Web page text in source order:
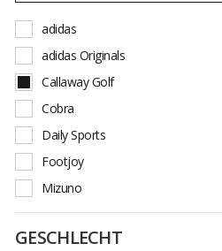
adidas
adidas Originals
Callaway Golf
Cobra
Daily Sports
Footjoy
Mizuno
Ping
Srixon
GESCHLECHT